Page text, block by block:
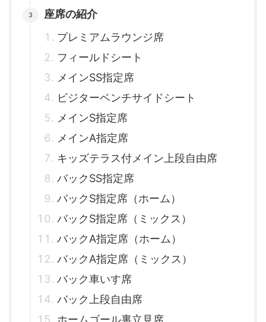
座席の紹介
プレミアムラウンジ席
フィールドシート
メインSS指定席
ビジターベンチサイドシート
メインS指定席
メインA指定席
キッズテラス付メイン上段自由席
バックSS指定席
バックS指定席（ホーム）
バックS指定席（ミックス）
バックA指定席（ホーム）
バックA指定席（ミックス）
バック車いす席
バック上段自由席
ホームゴール裏立見席